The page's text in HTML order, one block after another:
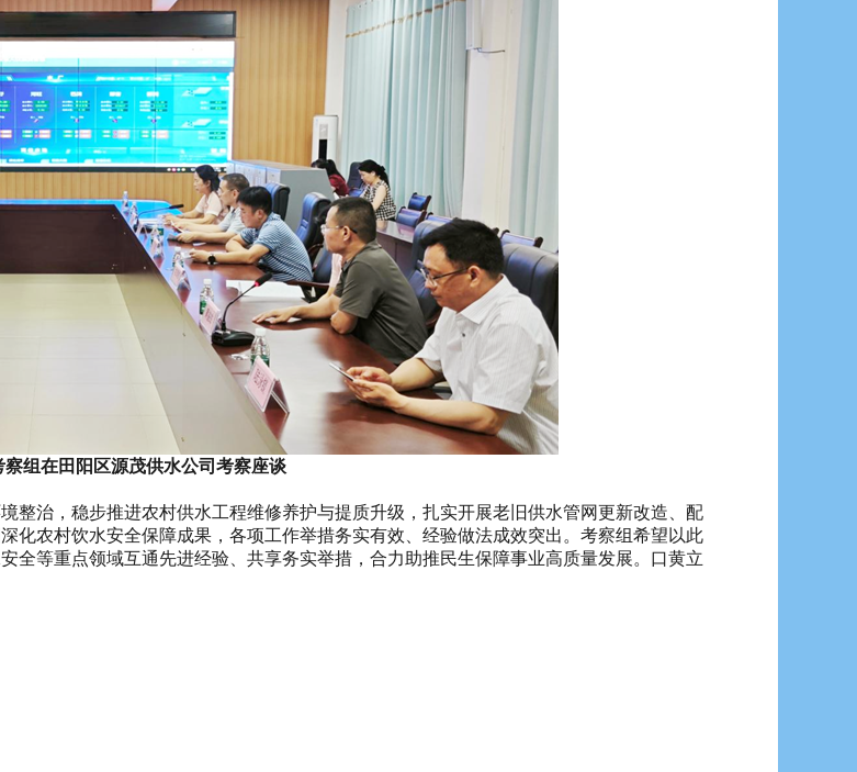
察组在田阳区源茂供水公司考察座谈
治，稳步推进农村供水工程维修养护与提质升级，扎实开展老旧供水管网更新改造、配
化农村饮水安全保障成果，各项工作举措务实有效、经验做法成效突出。考察组希望以此
全等重点领域互通先进经验、共享务实举措，合力助推民生保障事业高质量发展。口黄立